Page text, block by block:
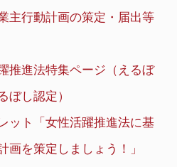
主行動計画の策定・届出等
推進法特集ページ（えるぼ
ぼし認定）
ット「女性活躍推進法に基
画を策定しましょう！」